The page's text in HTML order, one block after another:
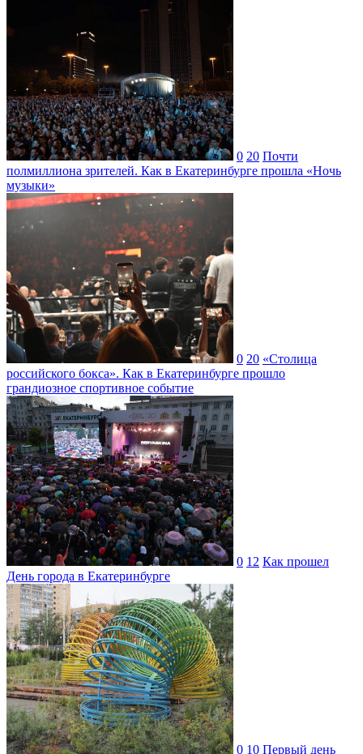
0 20 Почти
полмиллиона зрителей. Как в Екатеринбурге прошла «Ночь
музыки»
0 20 «Столица
российского бокса». Как в Екатеринбурге прошло
грандиозное спортивное событие
0 12 Как прошел
День города в Екатеринбурге
0 10 Первый день